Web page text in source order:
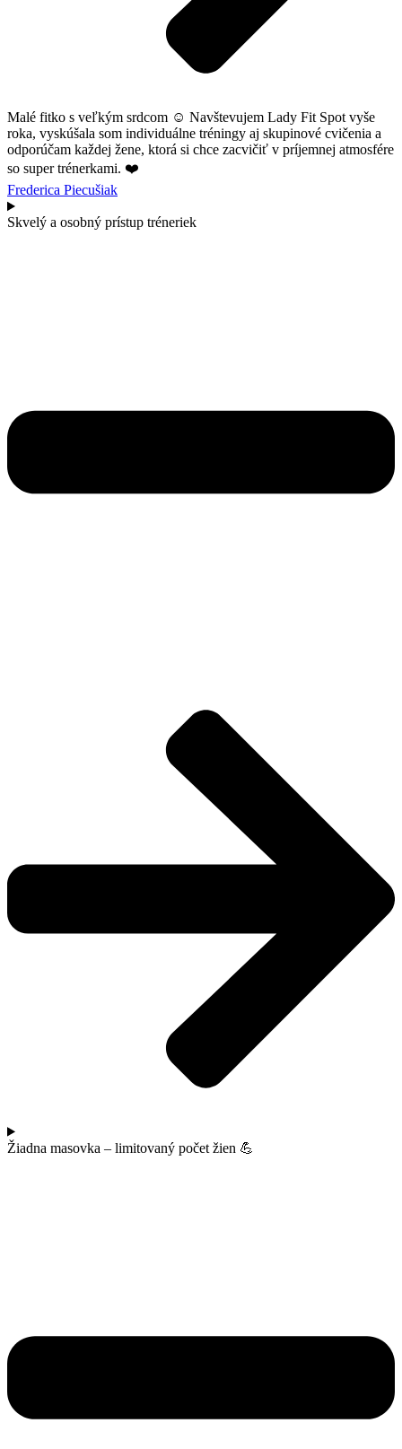
Malé fitko s veľkým srdcom ☺️ Navštevujem Lady Fit Spot vyše
roka, vyskúšala som individuálne tréningy aj skupinové cvičenia a
odporúčam každej žene, ktorá si chce zacvičiť v príjemnej atmosfére
so super trénerkami. ❤️
Frederica Piecušiak
Skvelý a osobný prístup tréneriek
Žiadna masovka – limitovaný počet žien 💪